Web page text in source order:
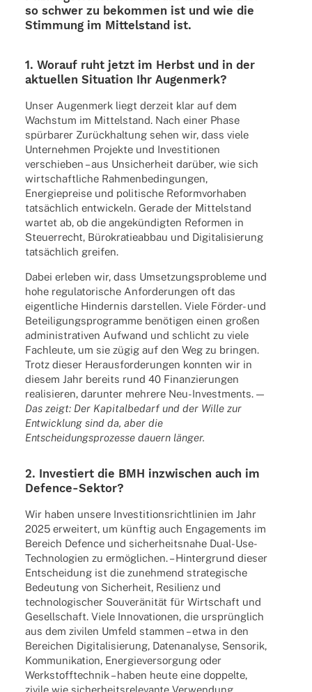
so schwer zu bekom­men ist und wie die
Stim­mung im Mittel­stand ist.
1. Worauf ruht jetzt im Herbst und in der
aktu­el­len Situa­tion Ihr Augenmerk?
Unser Augen­merk liegt derzeit klar auf dem
Wachs­tum im Mittel­stand. Nach einer Phase
spür­ba­rer Zurück­hal­tung sehen wir, dass viele
Unter­neh­men Projekte und Inves­ti­tio­nen
verschie­ben – aus Unsi­cher­heit darüber, wie sich
wirt­schaft­li­che Rahmen­be­din­gun­gen,
Ener­gie­preise und poli­ti­sche Reform­vor­ha­ben
tatsäch­lich entwi­ckeln. Gerade der Mittel­stand
wartet ab, ob die ange­kün­dig­ten Refor­men in
Steu­er­recht, Büro­kra­tie­ab­bau und Digi­ta­li­sie­rung
tatsäch­lich greifen.
Dabei erle­ben wir, dass Umset­zungs­pro­bleme und
hohe regu­la­to­ri­sche Anfor­de­run­gen oft das
eigent­li­che Hinder­nis darstel­len. Viele Förder- und
Betei­li­gungs­pro­gramme benö­ti­gen einen großen
admi­nis­tra­ti­ven Aufwand und schlicht zu viele
Fach­leute, um sie zügig auf den Weg zu brin­gen.
Trotz dieser Heraus­for­de­run­gen konn­ten wir in
diesem Jahr bereits rund 40 Finan­zie­run­gen
reali­sie­ren, darun­ter mehrere Neu-Invest­ments. —
Das zeigt: Der Kapi­tal­be­darf und der Wille zur
Entwick­lung sind da, aber die
Entschei­dungs­pro­zesse dauern länger.
2. Inves­tiert die BMH inzwi­schen auch im
Defence-Sektor?
Wir haben unsere Inves­ti­ti­ons­richt­li­nien im Jahr
2025 erwei­tert, um künf­tig auch Enga­ge­ments im
Bereich Defence und sicher­heits­nahe Dual-Use-
Tech­no­lo­gien zu ermög­li­chen. – Hinter­grund dieser
Entschei­dung ist die zuneh­mend stra­te­gi­sche
Bedeu­tung von Sicher­heit, Resi­li­enz und
tech­no­lo­gi­scher Souve­rä­ni­tät für Wirt­schaft und
Gesell­schaft. Viele Inno­va­tio­nen, die ursprüng­lich
aus dem zivi­len Umfeld stam­men – etwa in den
Berei­chen Digi­ta­li­sie­rung, Daten­ana­lyse, Senso­rik,
Kommu­ni­ka­tion, Ener­gie­ver­sor­gung oder
Werk­stoff­tech­nik – haben heute eine doppelte,
zivile wie sicher­heits­re­le­vante Verwendung.